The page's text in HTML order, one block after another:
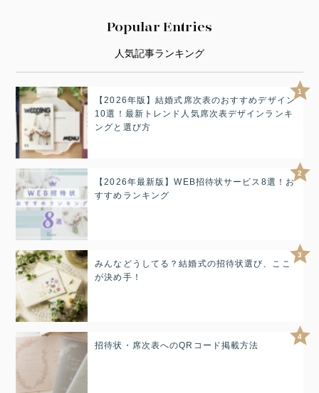
Popular Entries
人気記事ランキング
1
【2026年版】結婚式席次表のおすすめデザイン
10選！最新トレンド人気席次表デザインランキ
ングと選び方
2
【2026年最新版】WEB招待状サービス8選！お
すすめランキング
3
みんなどうしてる？結婚式の招待状選び、ここ
が決め手！
4
招待状・席次表へのQRコード掲載方法